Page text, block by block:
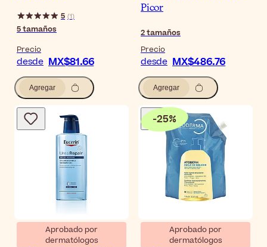
5 (1)
5tamaños
Precio
desde MX$81.66
Agregar
Picor
2tamaños
Precio
desde MX$486.76
Agregar
Aprobado por
dermatólogos
Eucerin UreaRepair Gel
-25%
Aprobado por
dermatólogos
Bioderma Atoderm Huile